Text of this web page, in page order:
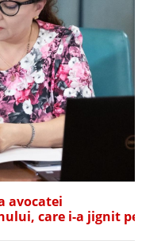
avocatei
care i-a jignit pe